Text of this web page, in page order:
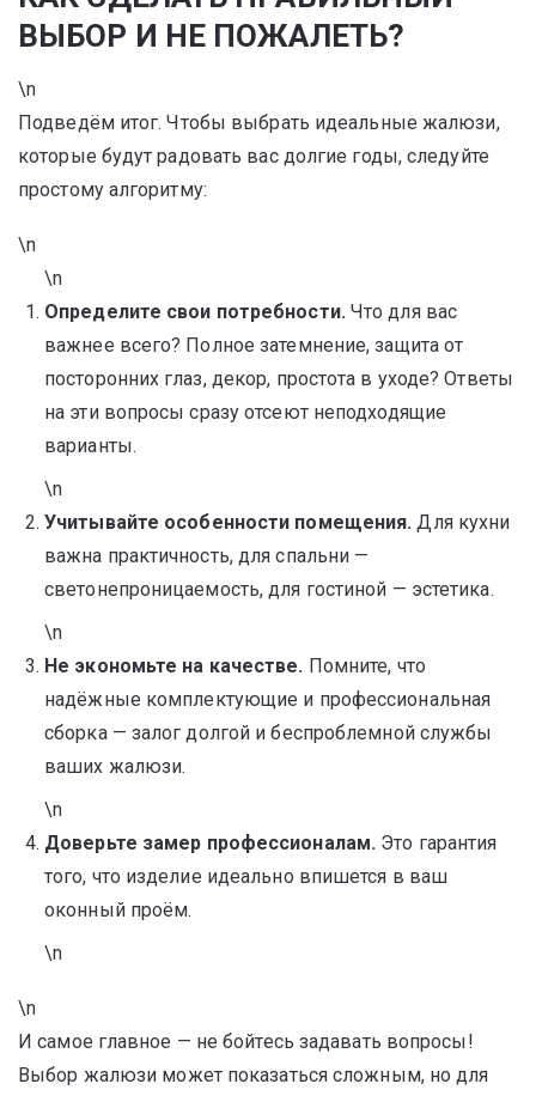
ВЫБОР И НЕ ПОЖАЛЕТЬ?
\n
Подведём итог. Чтобы выбрать идеальные жалюзи,
которые будут радовать вас долгие годы, следуйте
простому алгоритму:
\n
\n
Определите свои потребности.Что для вас
важнее всего? Полное затемнение, защита от
посторонних глаз, декор, простота в уходе? Ответы
на эти вопросы сразу отсеют неподходящие
варианты.
\n
Учитывайте особенности помещения. Для кухни
важна практичность, для спальни —
светонепроницаемость, для гостиной — эстетика.
\n
Не экономьте на качестве. Помните, что
надёжные комплектующие и профессиональная
сборка — залог долгой и беспроблемной службы
ваших жалюзи.
\n
Доверьте замер профессионалам. Это гарантия
того, что изделие идеально впишется в ваш
оконный проём.
\n
\n
И самое главное — не бойтесь задавать вопросы!
Выбор жалюзи может показаться сложным, но для